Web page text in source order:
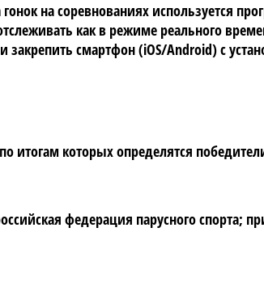
гонок на соревнованиях используется
как в режиме реального
и закрепить смартфон (iOS/Android) с
итогам которых определятся
федерация парусного спорта;